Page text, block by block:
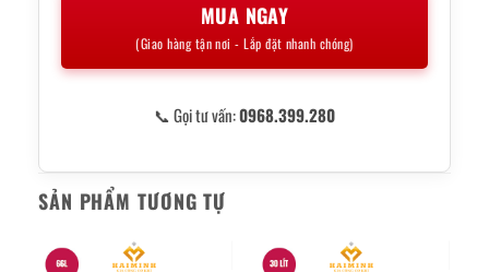
MUA NGAY
(Giao hàng tận nơi - Lắp đặt nhanh chóng)
📞 Gọi tư vấn:0968.399.280
SẢN PHẨM TƯƠNG TỰ